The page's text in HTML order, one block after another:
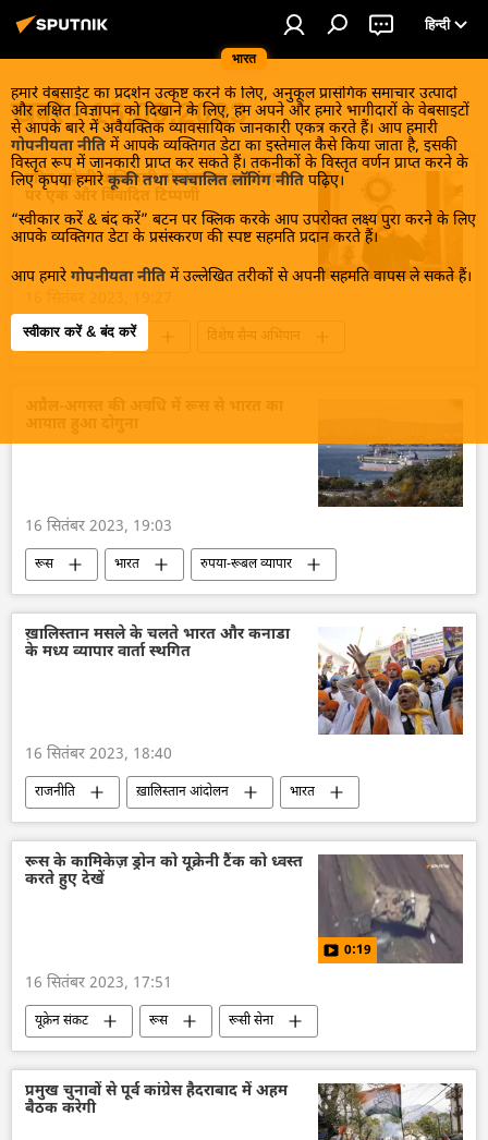
भारत
हिन्दी
हमारे वेबसाईट का प्रदर्शन उत्कृष्ट करने के लिए, अनुकूल प्रासंगिक समाचार उत्पादों
और लक्षित विज्ञापन को दिखाने के लिए, हम अपने और हमारे भागीदारों के वेबसाइटों
से आपके बारे में अवैयक्तिक व्यावसायिक जानकारी एकत्र करते हैं। आप हमारी
गोपनीयता नीति में आपके व्यक्तिगत डेटा का इस्तेमाल कैसे किया जाता है, इसकी
विस्तृत रूप में जानकारी प्राप्त कर सकते हैं। तकनीकों के विस्तृत वर्णन प्राप्त करने के
लिए कृपया हमारे कूकी तथा स्वचालित लॉगिंग नीति पढ़िए।
“स्वीकार करें & बंद करें” बटन पर क्लिक करके आप उपरोक्त लक्ष्य पुरा करने के लिए
आपके व्यक्तिगत डेटा के प्रसंस्करण की स्पष्ट सहमति प्रदान करते हैं।
आप हमारे गोपनीयता नीति में उल्लेखित तरीकों से अपनी सहमति वापस ले सकते हैं।
स्वीकार करें & बंद करें
खबरें - 16.09.2023
वरिष्ठ यूक्रेनी अधिकारी पोडोल्याक द्वारा भारत
पर एक और विवादित टिप्पणी
भारत यूक्रेन
विशेष सैन्य अभियान
16 सितंबर 2023, 19:03
रूस भारत
रुपया-रूबल व्यापार
द्विपक्षीय व्यापार
राष्ट्रीय मुद्राओं में व्यापार
आयात
तेल का आयात
भारत-रूस संबंध
ख़ालिस्तान मसले के चलते भारत और कनाडा
के मध्य व्यापार वार्ता स्थगित
16 सितंबर 2023, 18:40
राजनीति ख़ालिस्तान आंदोलन
भारत
कनाडा
पंजाब
पंजाब पुलिस
सिख
दक्षिण एशिया
भाजपा
जी20
रूस के कामिकेज़ ड्रोन को यूक्रेनी टैंक को ध्वस्त
करते हुए देखें
0:19
16 सितंबर 2023, 17:51
यूक्रेन संकट रूस
रूसी सेना
रक्षा मंत्रालय (MoD)
राष्ट्रीय सुरक्षा
ड्रोन
ड्रोन हमला
विशेष सैन्य अभियान
यूक्रेन
यूक्रेन सशस्त्र बल
प्रमुख चुनावों से पूर्व कांग्रेस हैदराबाद में अहम
बैठक करेगी